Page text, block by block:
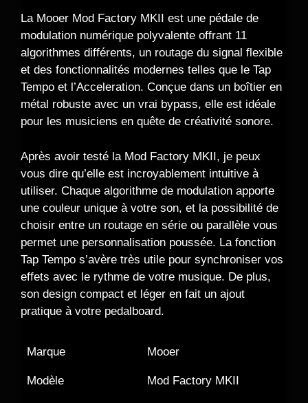
La Mooer Mod Factory MKII est une pédale de
modulation numérique polyvalente offrant 11
algorithmes différents, un routage du signal flexible
et des fonctionnalités modernes telles que le Tap
Tempo et l’Acceleration. Conçue dans un boîtier en
métal robuste avec un vrai bypass, elle est idéale
pour les musiciens en quête de créativité sonore.
Après avoir testé la Mod Factory MKII, je peux
vous dire qu’elle est incroyablement intuitive à
utiliser. Chaque algorithme de modulation apporte
une couleur unique à votre son, et la possibilité de
choisir entre un routage en série ou parallèle vous
permet une personnalisation poussée. La fonction
Tap Tempo s’avère très utile pour synchroniser vos
effets avec le rythme de votre musique. De plus,
son design compact et léger en fait un ajout
pratique à votre pedalboard.
Marque Mooer
Modèle Mod Factory MKII